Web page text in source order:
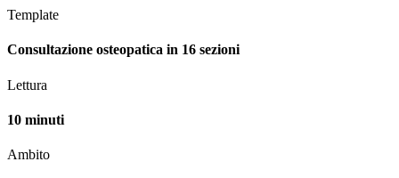
Template
Consultazione osteopatica in 16 sezioni
Lettura
10 minuti
Ambito